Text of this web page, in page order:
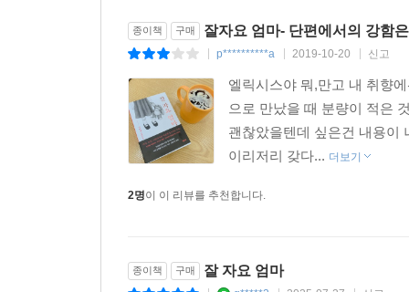
종이책 구매 잘자요 엄마- 단편에서의 강함
p**********a 2019-10-20 신고
엘릭시스야 뭐,만고 내 취향
으로 만났을 때 분량이 적은
괜찮았을텐데 싶은건 내용이
이리저리 갖다... 더보기
2명이 이 리뷰를 추천합니다.
종이책 구매 잘 자요 엄마